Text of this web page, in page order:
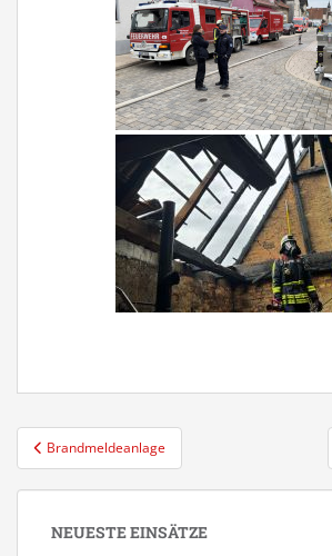
Beitragsnavigation
Brandmeldeanlage
NEUESTE EINSÄTZE